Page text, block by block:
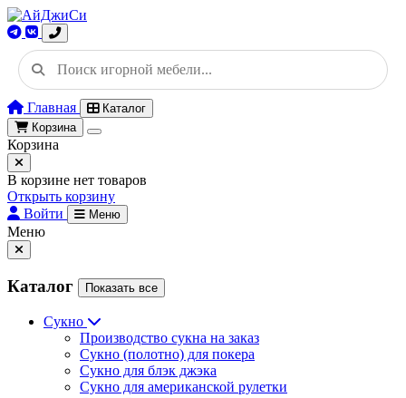
Главная
Каталог
Корзина
Корзина
В корзине нет товаров
Открыть корзину
Войти
Меню
Меню
Каталог Показать все
Сукно
Производство сукна на заказ
Сукно (полотно) для покера
Сукно для блэк джэка
Сукно для американской рулетки